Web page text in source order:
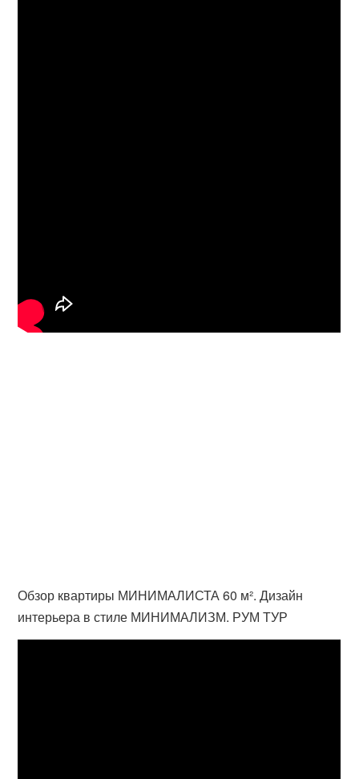
Обзор квартиры МИНИМАЛИСТА 60 м². Дизайн
интерьера в стиле МИНИМАЛИЗМ. РУМ ТУР